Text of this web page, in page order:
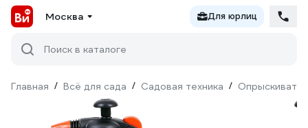
Москва Для юрлиц
Поиск в каталоге
Главная / Всё для сада / Садовая техника /